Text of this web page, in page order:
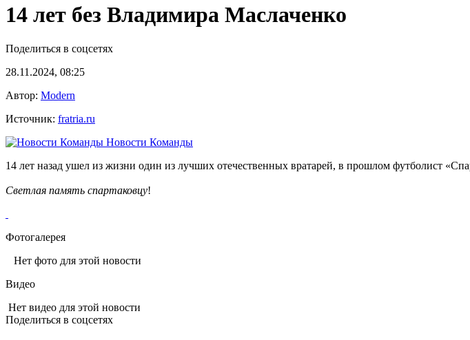
14 лет без Владимира Маслаченко
Поделиться в соцсетях
28.11.2024, 08:25
Автор: Modern
Источник: fratria.ru
Новости Команды
14 лет назад ушел из жизни один из лучших отечественных вратарей, в прошлом футболист
Светлая память спартаковцу!
Фотогалерея
Нет фото для этой новости
Видео
Нет видео для этой новости
Поделиться в соцсетях